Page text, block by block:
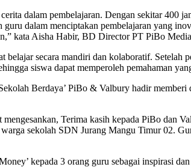
dalam pembelajaran. Dengan sekitar 400
dalam menciptakan pembelajaran yang
kata Aisha Habir, BD Director PT PiBo
secara mandiri dan kolaboratif.
siswa dapat memperoleh pemahaman
Berdaya’ PiBo & Valbury hadir memberi
Terima kasih kepada PiBo dan
sekolah SDN Jurang Mangu Timur 02.
kepada 3 orang guru sebagai inspirasi